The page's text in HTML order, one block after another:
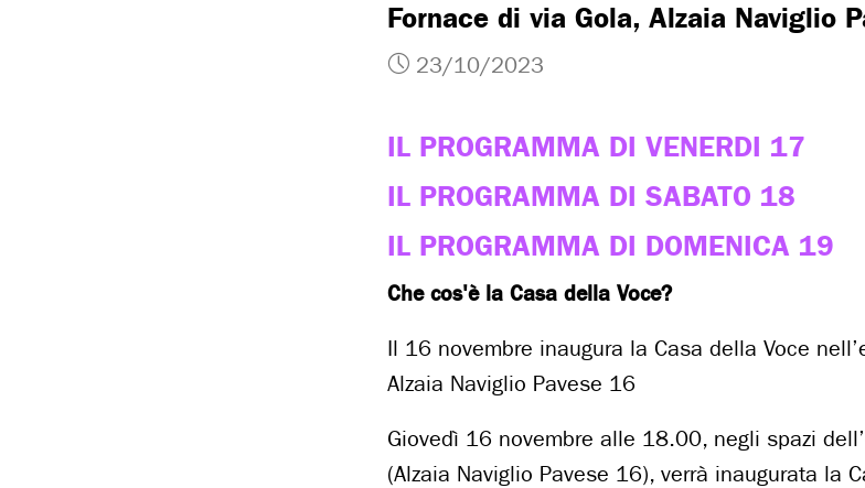
Fornace di via Gola, Alzaia Naviglio
23/10/2023
IL PROGRAMMA DI VENERDI 17
IL PROGRAMMA DI SABATO 18
IL PROGRAMMA DI DOMENICA 19
Che cos'è la Casa della Voce?
Il 16 novembre inaugura la Casa della Voce
Alzaia Naviglio Pavese 16
Giovedì 16 novembre alle 18.00, negli spazi
(Alzaia Naviglio Pavese 16), verrà inaugurata la